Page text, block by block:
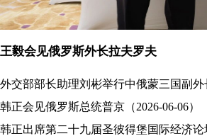
王毅会见俄罗斯外长拉夫罗夫
外交部部长助理刘彬举行中俄蒙三国副外
韩正会见俄罗斯总统普京（2026-06-06）
韩正出席第二十九届圣彼得堡国际经济论